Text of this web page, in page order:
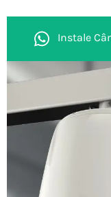
Instale